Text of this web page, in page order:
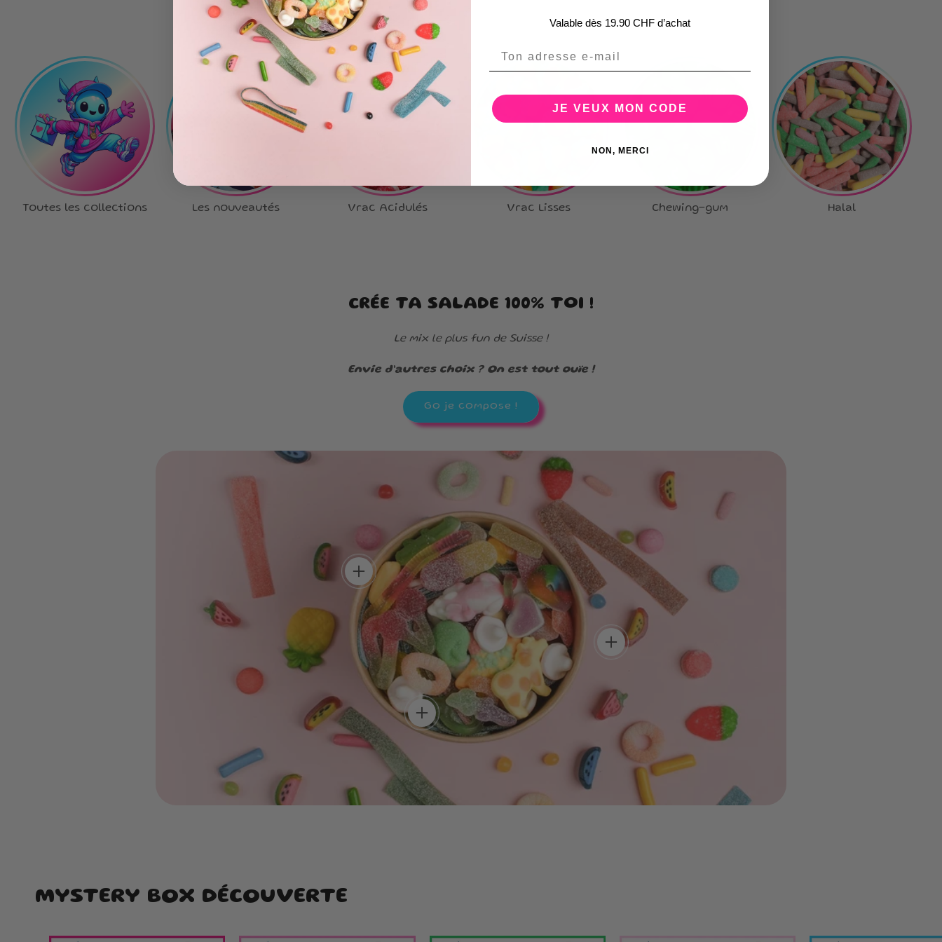
Toutes les collections Les nouveautés Vrac Acidulés Vrac Lisses Chewing-gum Halal
CRÉE TA SALADE 100% TOI !
Le mix le plus fun de Suisse !
Envie d’autres choix ? On est tout ouïe !
Go je compose !
add
Choisis chaque bonbon, crée la box
add
Plein de goûts, zéro
routine !
Un mélange unique pour
découvrir de nouvelles
saveurs à chaque bouchée.
add
Un max de couleurs, un
max de saveurs !
Une box aussi belle à regarder que
délicieuse à dévorer.
MYSTERY BOX DÉCOUVERTE
Valable dès 19.90 CHF d’achat
JE VEUX MON CODE
NON, MERCI